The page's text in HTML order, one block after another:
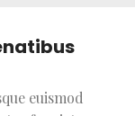
euismod